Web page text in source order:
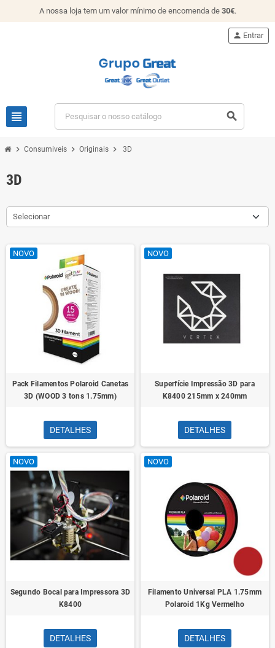
A nossa loja tem um valor mínimo de encomenda de 30€.
view_headline search
person Entrar
chevron_right Consumiveis chevron_right Originais chevron_right 3D
3D
Selecionar
NOVO
Pack Filamentos Polaroid Canetas
3D (WOOD 3 tons 1.75mm)
DETALHES
NOVO
Superfície Impressão 3D para
K8400 215mm x 240mm
DETALHES
NOVO
Segundo Bocal para Impressora 3D
K8400
DETALHES
NOVO
Filamento Universal PLA 1.75mm
Polaroid 1Kg Vermelho
DETALHES